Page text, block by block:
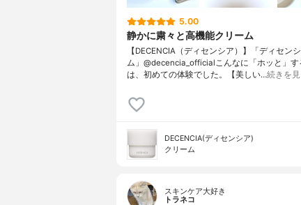
5.00
静かに粛々と高機能クリーム
【DECENCIA（ディセンシア）】「ディセン
ム」@decencia_officialこんなに「ホッと」す
は、初めての体験でした。【美しい…続きを
DECENCIA(ディセンシア)
クリーム
スキンケア大好き
トラネコ